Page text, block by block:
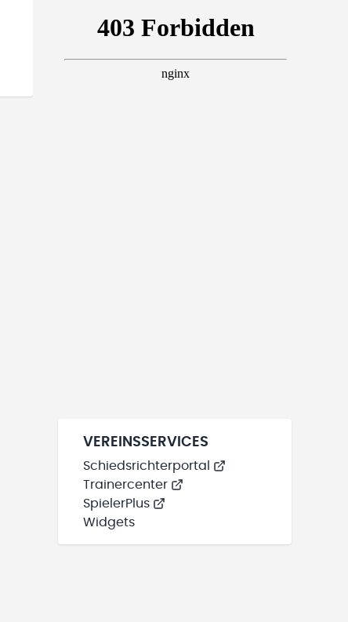
VEREINSSERVICES
Schiedsrichterportal
Trainercenter
SpielerPlus
Widgets